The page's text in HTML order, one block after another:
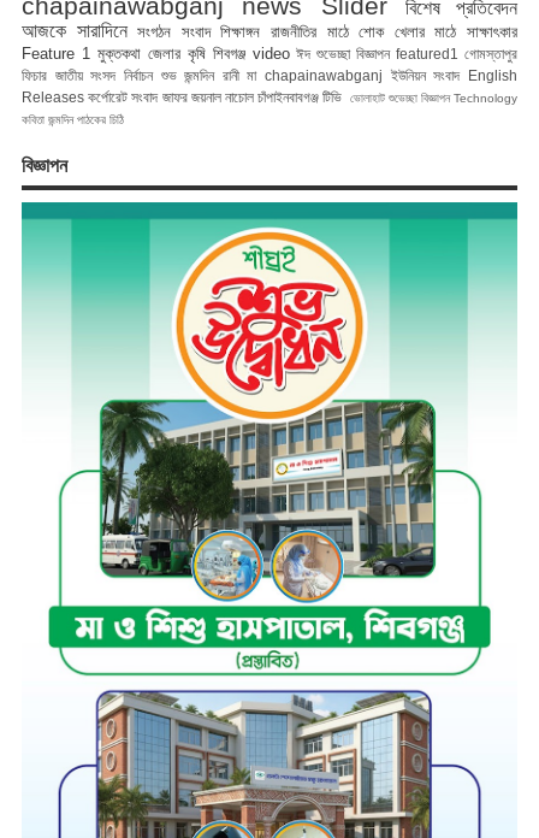
বিশেষ প্রতিবেদন
আজকে সারাদিনে সংগঠন সংবাদ শিক্ষাঙ্গন রাজনীতির মাঠে শোক খেলার মাঠে
সাক্ষাৎকার
Feature 1 মুক্তকথা জেলার কৃষি শিবগঞ্জ video ঈদ শুভেচ্ছা বিজ্ঞাপন featured1
গোমস্তাপুর
ফিচার জাতীয় সংসদ নির্বাচন শুভ জন্মদিন রানী মা chapainawabganj ইউনিয়ন সংবাদ English
Releases কর্পোরেট সংবাদ জাফর জয়নাল নাচোল চাঁপাইনবাবগঞ্জ টিভি ভোলাহাট শুভেচ্ছা বিজ্ঞাপন Technology
কবিতা জন্মদিন পাঠকের চিঠি
বিজ্ঞাপন